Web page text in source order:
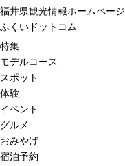
福井県観光情報ホームページ
ふくいドットコム
特集
モデルコース
スポット
体験
イベント
グルメ
おみやげ
宿泊予約